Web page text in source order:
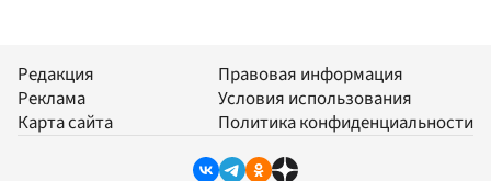
Редакция
Реклама
Карта сайта
Правовая информация
Условия использования
Политика конфиденциальности